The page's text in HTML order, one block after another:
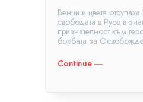
Венци и цветя
свободата в Русе в
признателност към
борбата за
Continue ―